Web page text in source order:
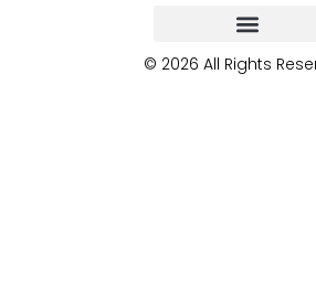
© 2026 All Rights